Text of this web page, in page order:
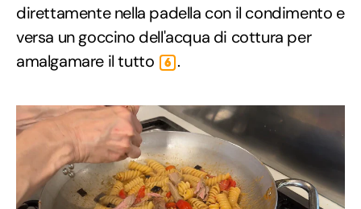
direttamente nella padella con il condimento e
versa un goccino dell'acqua di cottura per
amalgamare il tutto
6 .